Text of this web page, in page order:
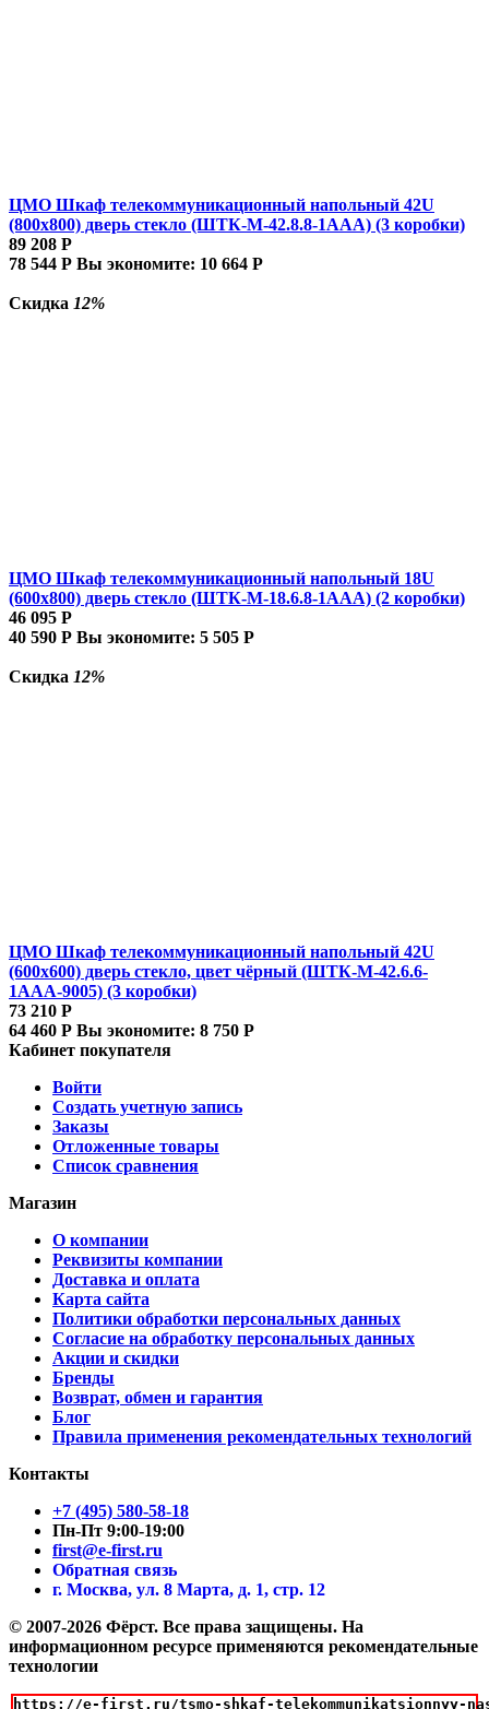
ЦМО Шкаф телекоммуникационный напольный 42U
(800x800) дверь стекло (ШТК-М-42.8.8-1ААА) (3 коробки)
89 208 Р
78 544 Р Вы экономите: 10 664 Р
Скидка 12%
ЦМО Шкаф телекоммуникационный напольный 18U
(600x800) дверь стекло (ШТК-М-18.6.8-1AAA) (2 коробки)
46 095 Р
40 590 Р Вы экономите: 5 505 Р
Скидка 12%
ЦМО Шкаф телекоммуникационный напольный 42U
(600x600) дверь стекло, цвет чёрный (ШТК-М-42.6.6-
1ААА-9005) (3 коробки)
73 210 Р
64 460 Р Вы экономите: 8 750 Р
Кабинет покупателя
Войти
Создать учетную запись
Заказы
Отложенные товары
Список сравнения
Магазин
О компании
Реквизиты компании
Доставка и оплата
Карта сайта
Политики обработки персональных данных
Согласие на обработку персональных данных
Акции и скидки
Бренды
Возврат, обмен и гарантия
Блог
Правила применения рекомендательных технологий
Контакты
+7 (495) 580-58-18
Пн-Пт 9:00-19:00
first@e-first.ru
Обратная связь
г. Москва, ул. 8 Марта, д. 1, стр. 12
© 2007-2026 Фёрст. Все права защищены. На
информационном ресурсе применяются рекомендательные
технологии
https://e-first.ru/tsmo-shkaf-telekommunikatsionnyy-